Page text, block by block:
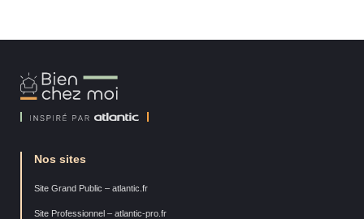
Bien
Chez
Nos sites
Site Grand Public – atlantic.fr
Site Professionnel – atlantic-pro.fr